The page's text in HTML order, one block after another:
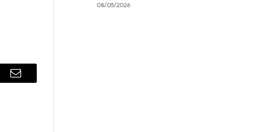
Email
08/05/2026